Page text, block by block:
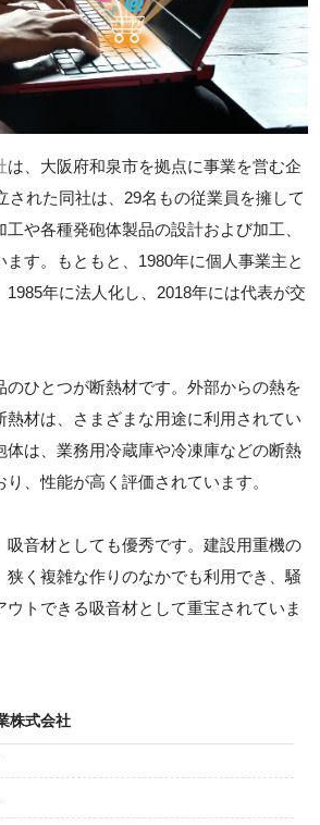
は、大阪府和泉市を拠点に事業を営む企
された同社は、29名もの従業員を擁して
や各種発砲体製品の設計および加工、
す。もともと、1980年に個人事業主と
1985年に法人化し、2018年には代表が交
のひとつが断熱材です。外部からの熱を
熱材は、さまざまな用途に利用されてい
体は、業務用冷蔵庫や冷凍庫などの断熱
、性能が高く評価されています。
吸音材としても優秀です。建設用重機の
狭く複雑な作りのなかでも利用でき、騒
トできる吸音材として重宝されていま
株式会社